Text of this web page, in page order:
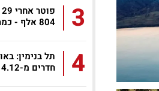
3
804 אלף - כמה קיבל?
4
תל בנימין:
חדרים מ-4.12 ל-3.6 מיליון